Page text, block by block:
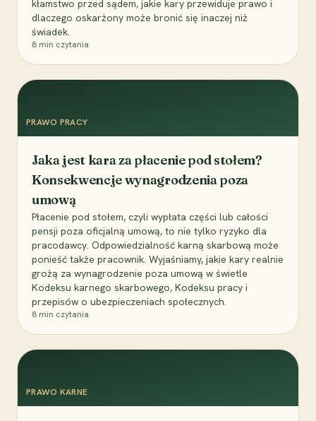
kłamstwo przed sądem, jakie kary przewiduje prawo i
dlaczego oskarżony może bronić się inaczej niż
świadek.
8 min czytania
PRAWO PRACY
Jaka jest kara za płacenie pod stołem?
Konsekwencje wynagrodzenia poza
umową
Płacenie pod stołem, czyli wypłata części lub całości
pensji poza oficjalną umową, to nie tylko ryzyko dla
pracodawcy. Odpowiedzialność karną skarbową może
ponieść także pracownik. Wyjaśniamy, jakie kary realnie
grożą za wynagrodzenie poza umową w świetle
Kodeksu karnego skarbowego, Kodeksu pracy i
przepisów o ubezpieczeniach społecznych.
8 min czytania
PRAWO KARNE